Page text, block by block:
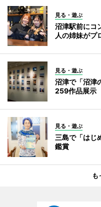
見る・遊ぶ
沼津駅前に
人の姉妹がプ
見る・遊ぶ
沼津で「沼津
259作品展示
見る・遊ぶ
三島で「は
鑑賞
も